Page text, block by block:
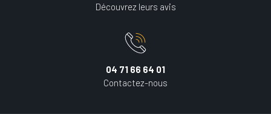
Découvrez leurs avis
04 71 66 64 01
Contactez-nous